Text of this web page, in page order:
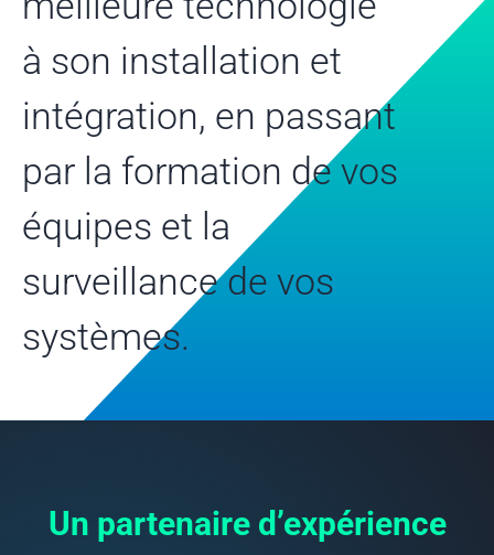
à son installation et
intégration, en passant
par la formation de vos
équipes et la
surveillance de vos
systèmes.
Un partenaire d’expérience